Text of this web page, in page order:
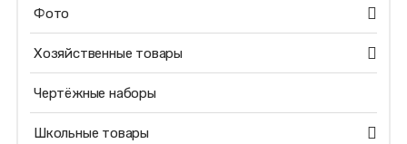
Фото
Хозяйственные товары
Чертёжные наборы
Школьные товары